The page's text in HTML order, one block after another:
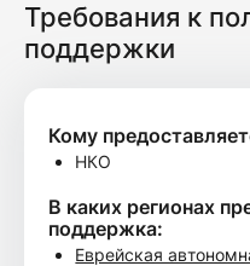
Требования к
поддержки
Кому
НКО
В каких регионах
поддержка:
Еврейская